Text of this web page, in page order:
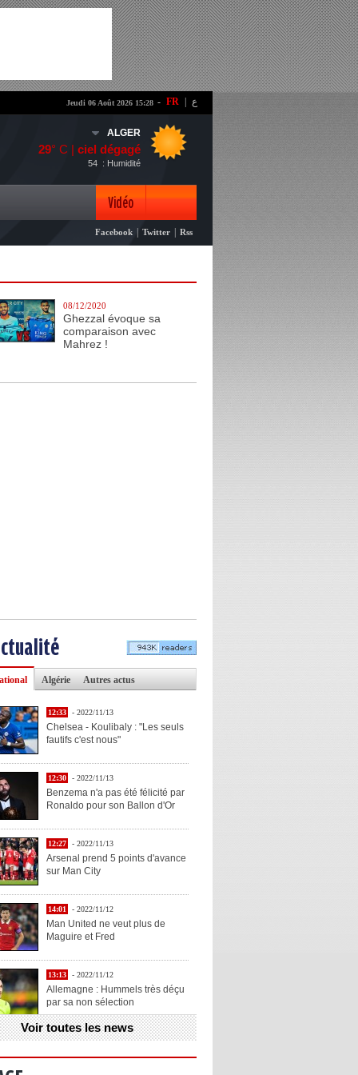
- FR ع Jeudi 06 Août 2026 15:28
ALGER
29° C | ciel dégagé
: Humidité
54
Vidéo
Photo
Facebook Twitter Rss
08/12/2020
Ghezzal évoque sa
comparaison avec
Mahrez !
Algérie Autres actus
12:33 - 2022/11/13
Chelsea - Koulibaly : "Les seuls
fautifs c'est nous"
12:30 - 2022/11/13
Benzema n'a pas été félicité par
Ronaldo pour son Ballon d'Or
12:27 - 2022/11/13
Arsenal prend 5 points d'avance
sur Man City
14:01 - 2022/11/12
Man United ne veut plus de
Maguire et Fred
13:13 - 2022/11/12
Allemagne : Hummels très déçu
par sa non sélection
13:11 - 2022/11/12
Henry explique la chose qu'il
Voir toutes les news